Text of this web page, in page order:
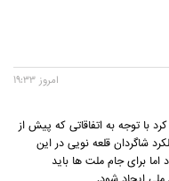
امروز 19:33
با توجه به اتفاقاتی که پیش از
شاگردان قلعه نویی در این
اما برای جام ملت ها باید